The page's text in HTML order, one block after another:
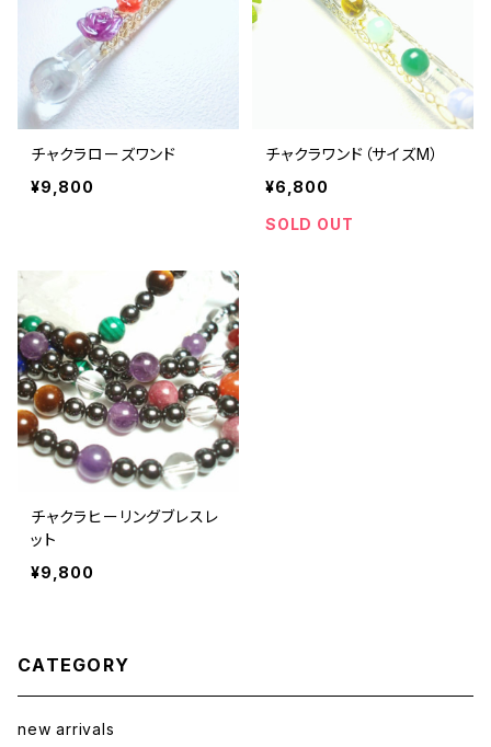
チャクラローズワンド
¥9,800
チャクラワンド（サイズM）
¥6,800
SOLD OUT
チャクラヒーリングブレスレ
ット
¥9,800
CATEGORY
new arrivals